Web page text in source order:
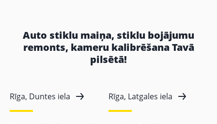
Auto stiklu maiņa, stiklu bojājumu
remonts, kameru kalibrēšana Tavā
pilsētā!
Rīga, Duntes iela Rīga, Latgales iela